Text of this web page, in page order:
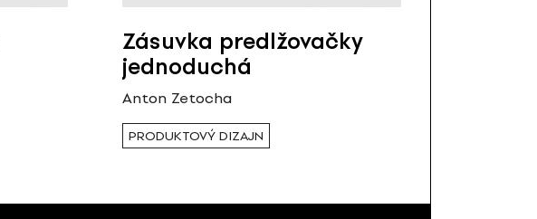
Zásuvka predlžovačky
jednoduchá
Anton Zetocha
PRODUKTOVÝ DIZAJN